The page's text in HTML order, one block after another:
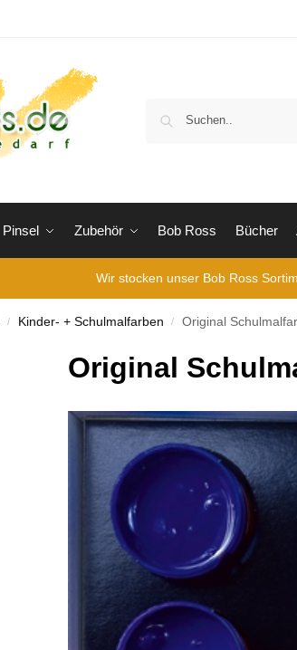
Pinsel Zubehör Bob Ross Bücher
Wir stocken unser Bob Ross
/ Kinder- + Schulmalfarben / Original
Original